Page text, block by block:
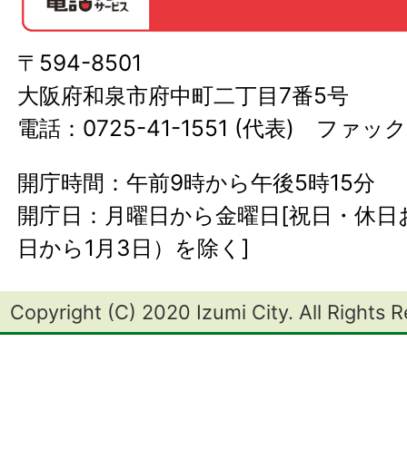
〒594-8501
大阪府和泉市府中町二丁目7番5号
電話：0725-41-1551 (代表) ファッ
開庁時間：午前9時から午後5時15分
開庁日：月曜日から金曜日[祝日・休
日から1月3日）を除く]
Copyright (C) 2020 Izumi City. All Rights